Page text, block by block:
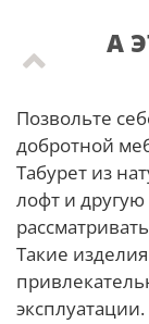
А
Позвольте
добротной
Табурет из
лофт и
Такие
эксплуатации.